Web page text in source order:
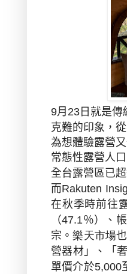
9月 23日就是
克難的印象，
為想體驗露營
常態性露營人
全台露營區已
而Rakuten
在秋季時前往
（47.1％）、
宗。樂天市場
營器材」、「
單價介於5,000